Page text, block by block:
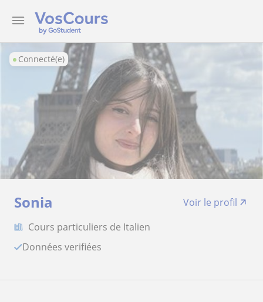
Connecté(e)
Sonia
Voir le profil
Cours particuliers de Italien
Données verifiées